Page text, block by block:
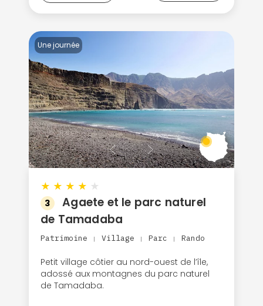
Une journée
★ ★ ★ ★ ★
3
Agaete et le parc naturel
de Tamadaba
Patrimoine | Village | Parc | Rando
Petit village côtier au nord-ouest de l’île,
adossé aux montagnes du parc naturel
de Tamadaba.